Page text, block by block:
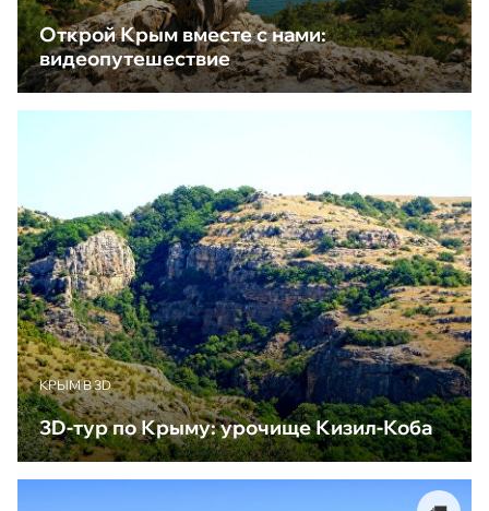
Открой Крым вместе с нами:
видеопутешествие
КРЫМ В 3D
3D-тур по Крыму: урочище Кизил-Коба